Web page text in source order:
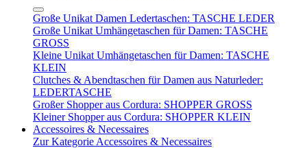
Große Unikat Damen Ledertaschen: TASCHE LEDER
Große Unikat Umhängetaschen für Damen: TASCHE
GROSS
Kleine Unikat Umhängetaschen für Damen: TASCHE
KLEIN
Clutches & Abendtaschen für Damen aus Naturleder:
LEDERTASCHE
Großer Shopper aus Cordura: SHOPPER GROSS
Kleiner Shopper aus Cordura: SHOPPER KLEIN
Accessoires & Necessaires
Zur Kategorie Accessoires & Necessaires